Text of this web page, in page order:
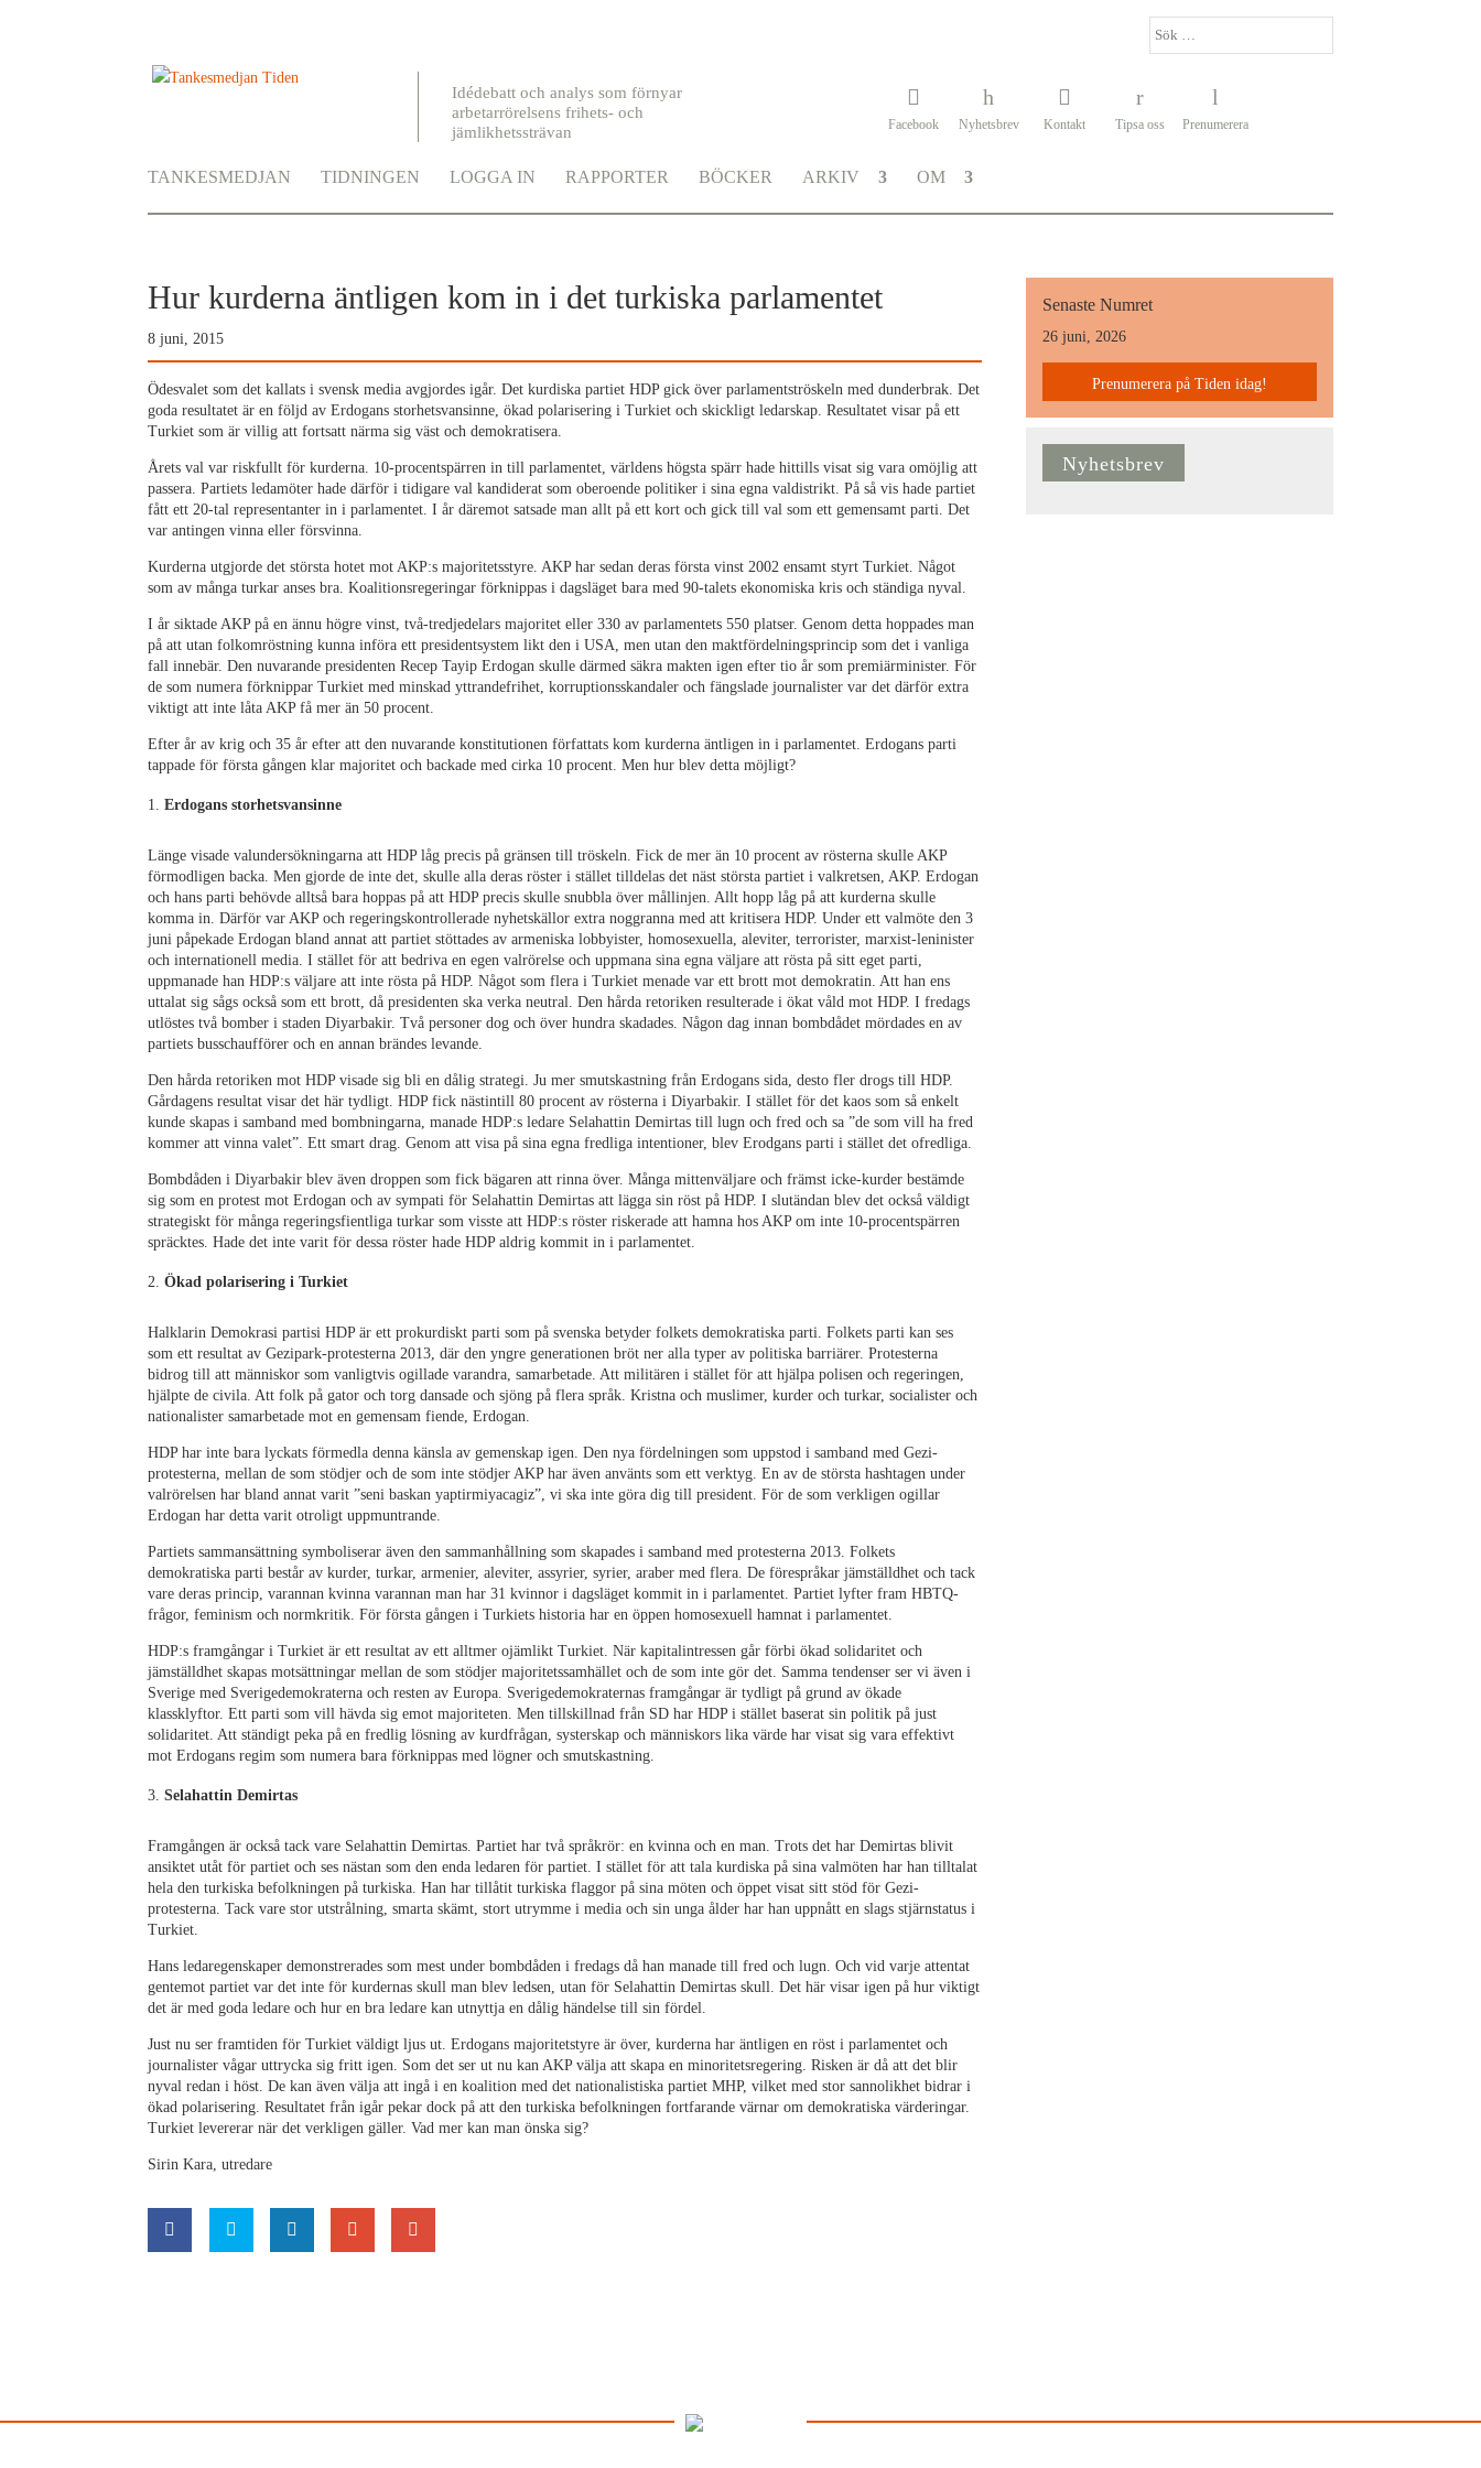
Idédebatt och analys som förnyar
arbetarrörelsens frihets- och
jämlikhetssträvan
Facebook Nyhetsbrev Kontakt Tipsa oss Prenumerera
TANKESMEDJAN TIDNINGEN LOGGA IN RAPPORTER BÖCKER ARKIV OM
Hur kurderna äntligen kom in i det turkiska parlamentet
8 juni, 2015
Ödesvalet som det kallats i svensk media avgjordes igår. Det kurdiska partiet HDP gick över parlamentströskeln med dunderbrak. Det
goda resultatet är en följd av Erdogans storhetsvansinne, ökad polarisering i Turkiet och skickligt ledarskap. Resultatet visar på ett
Turkiet som är villig att fortsatt närma sig väst och demokratisera.
Årets val var riskfullt för kurderna. 10-procentspärren in till parlamentet, världens högsta spärr hade hittills visat sig vara omöjlig att
passera. Partiets ledamöter hade därför i tidigare val kandiderat som oberoende politiker i sina egna valdistrikt. På så vis hade partiet
fått ett 20-tal representanter in i parlamentet. I år däremot satsade man allt på ett kort och gick till val som ett gemensamt parti. Det
var antingen vinna eller försvinna.
Kurderna utgjorde det största hotet mot AKP:s majoritetsstyre. AKP har sedan deras första vinst 2002 ensamt styrt Turkiet. Något
som av många turkar anses bra. Koalitionsregeringar förknippas i dagsläget bara med 90-talets ekonomiska kris och ständiga nyval.
I år siktade AKP på en ännu högre vinst, två-tredjedelars majoritet eller 330 av parlamentets 550 platser. Genom detta hoppades man
på att utan folkomröstning kunna införa ett presidentsystem likt den i USA, men utan den maktfördelningsprincip som det i vanliga
fall innebär. Den nuvarande presidenten Recep Tayip Erdogan skulle därmed säkra makten igen efter tio år som premiärminister. För
de som numera förknippar Turkiet med minskad yttrandefrihet, korruptionsskandaler och fängslade journalister var det därför extra
viktigt att inte låta AKP få mer än 50 procent.
Efter år av krig och 35 år efter att den nuvarande konstitutionen författats kom kurderna äntligen in i parlamentet. Erdogans parti
tappade för första gången klar majoritet och backade med cirka 10 procent. Men hur blev detta möjligt?
Erdogans storhetsvansinne
Länge visade valundersökningarna att HDP låg precis på gränsen till tröskeln. Fick de mer än 10 procent av rösterna skulle AKP
förmodligen backa. Men gjorde de inte det, skulle alla deras röster i stället tilldelas det näst största partiet i valkretsen, AKP. Erdogan
och hans parti behövde alltså bara hoppas på att HDP precis skulle snubbla över mållinjen. Allt hopp låg på att kurderna skulle
komma in. Därför var AKP och regeringskontrollerade nyhetskällor extra noggranna med att kritisera HDP. Under ett valmöte den 3
juni påpekade Erdogan bland annat att partiet stöttades av armeniska lobbyister, homosexuella, aleviter, terrorister, marxist-leninister
och internationell media. I stället för att bedriva en egen valrörelse och uppmana sina egna väljare att rösta på sitt eget parti,
uppmanade han HDP:s väljare att inte rösta på HDP. Något som flera i Turkiet menade var ett brott mot demokratin. Att han ens
uttalat sig sågs också som ett brott, då presidenten ska verka neutral. Den hårda retoriken resulterade i ökat våld mot HDP. I fredags
utlöstes två bomber i staden Diyarbakir. Två personer dog och över hundra skadades. Någon dag innan bombdådet mördades en av
partiets busschaufförer och en annan brändes levande.
Den hårda retoriken mot HDP visade sig bli en dålig strategi. Ju mer smutskastning från Erdogans sida, desto fler drogs till HDP.
Gårdagens resultat visar det här tydligt. HDP fick nästintill 80 procent av rösterna i Diyarbakir. I stället för det kaos som så enkelt
kunde skapas i samband med bombningarna, manade HDP:s ledare Selahattin Demirtas till lugn och fred och sa ”de som vill ha fred
kommer att vinna valet”. Ett smart drag. Genom att visa på sina egna fredliga intentioner, blev Erodgans parti i stället det ofredliga.
Bombdåden i Diyarbakir blev även droppen som fick bägaren att rinna över. Många mittenväljare och främst icke-kurder bestämde
sig som en protest mot Erdogan och av sympati för Selahattin Demirtas att lägga sin röst på HDP. I slutändan blev det också väldigt
strategiskt för många regeringsfientliga turkar som visste att HDP:s röster riskerade att hamna hos AKP om inte 10-procentspärren
spräcktes. Hade det inte varit för dessa röster hade HDP aldrig kommit in i parlamentet.
Ökad polarisering i Turkiet
Halklarin Demokrasi partisi HDP är ett prokurdiskt parti som på svenska betyder folkets demokratiska parti. Folkets parti kan ses
som ett resultat av Gezipark-protesterna 2013, där den yngre generationen bröt ner alla typer av politiska barriärer. Protesterna
bidrog till att människor som vanligtvis ogillade varandra, samarbetade. Att militären i stället för att hjälpa polisen och regeringen,
hjälpte de civila. Att folk på gator och torg dansade och sjöng på flera språk. Kristna och muslimer, kurder och turkar, socialister och
nationalister samarbetade mot en gemensam fiende, Erdogan.
HDP har inte bara lyckats förmedla denna känsla av gemenskap igen. Den nya fördelningen som uppstod i samband med Gezi-
protesterna, mellan de som stödjer och de som inte stödjer AKP har även använts som ett verktyg. En av de största hashtagen under
valrörelsen har bland annat varit ”seni baskan yaptirmiyacagiz”, vi ska inte göra dig till president. För de som verkligen ogillar
Erdogan har detta varit otroligt uppmuntrande.
Partiets sammansättning symboliserar även den sammanhållning som skapades i samband med protesterna 2013. Folkets
demokratiska parti består av kurder, turkar, armenier, aleviter, assyrier, syrier, araber med flera. De förespråkar jämställdhet och tack
vare deras princip, varannan kvinna varannan man har 31 kvinnor i dagsläget kommit in i parlamentet. Partiet lyfter fram HBTQ-
frågor, feminism och normkritik. För första gången i Turkiets historia har en öppen homosexuell hamnat i parlamentet.
HDP:s framgångar i Turkiet är ett resultat av ett alltmer ojämlikt Turkiet. När kapitalintressen går förbi ökad solidaritet och
jämställdhet skapas motsättningar mellan de som stödjer majoritetssamhället och de som inte gör det. Samma tendenser ser vi även i
Sverige med Sverigedemokraterna och resten av Europa. Sverigedemokraternas framgångar är tydligt på grund av ökade
klassklyftor. Ett parti som vill hävda sig emot majoriteten. Men tillskillnad från SD har HDP i stället baserat sin politik på just
solidaritet. Att ständigt peka på en fredlig lösning av kurdfrågan, systerskap och människors lika värde har visat sig vara effektivt
mot Erdogans regim som numera bara förknippas med lögner och smutskastning.
Selahattin Demirtas
Framgången är också tack vare Selahattin Demirtas. Partiet har två språkrör: en kvinna och en man. Trots det har Demirtas blivit
ansiktet utåt för partiet och ses nästan som den enda ledaren för partiet. I stället för att tala kurdiska på sina valmöten har han tilltalat
hela den turkiska befolkningen på turkiska. Han har tillåtit turkiska flaggor på sina möten och öppet visat sitt stöd för Gezi-
protesterna. Tack vare stor utstrålning, smarta skämt, stort utrymme i media och sin unga ålder har han uppnått en slags stjärnstatus i
Turkiet.
Hans ledaregenskaper demonstrerades som mest under bombdåden i fredags då han manade till fred och lugn. Och vid varje attentat
gentemot partiet var det inte för kurdernas skull man blev ledsen, utan för Selahattin Demirtas skull. Det här visar igen på hur viktigt
det är med goda ledare och hur en bra ledare kan utnyttja en dålig händelse till sin fördel.
Just nu ser framtiden för Turkiet väldigt ljus ut. Erdogans majoritetstyre är över, kurderna har äntligen en röst i parlamentet och
journalister vågar uttrycka sig fritt igen. Som det ser ut nu kan AKP välja att skapa en minoritetsregering. Risken är då att det blir
nyval redan i höst. De kan även välja att ingå i en koalition med det nationalistiska partiet MHP, vilket med stor sannolikhet bidrar i
ökad polarisering. Resultatet från igår pekar dock på att den turkiska befolkningen fortfarande värnar om demokratiska värderingar.
Turkiet levererar när det verkligen gäller. Vad mer kan man önska sig?
Sirin Kara, utredare
Senaste Numret
26 juni, 2026
Prenumerera på Tiden idag!
Nyhetsbrev